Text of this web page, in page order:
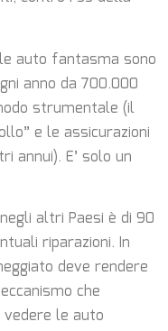
auto fantasma sono
anno da 700.000
strumentale (il
e le assicurazioni
annui). E’ solo un
altri Paesi è di 90
riparazioni. In
deve rendere
che
le auto